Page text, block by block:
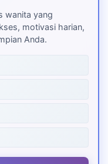
wanita yang
motivasi harian,
Anda.